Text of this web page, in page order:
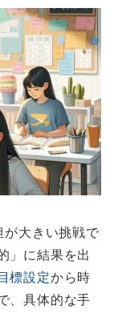
大きい挑戦で
」に結果を出
標設定から時
、具体的な手